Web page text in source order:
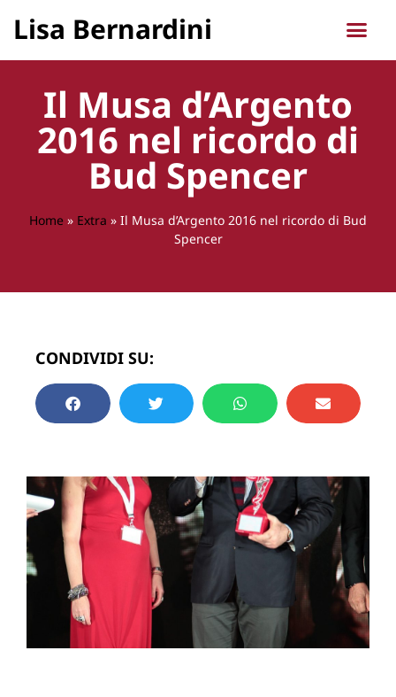
Lisa Bernardini
Il Musa d’Argento
2016 nel ricordo di
Bud Spencer
Home » Extra » Il Musa d’Argento 2016 nel ricordo di Bud
Spencer
CONDIVIDI SU: